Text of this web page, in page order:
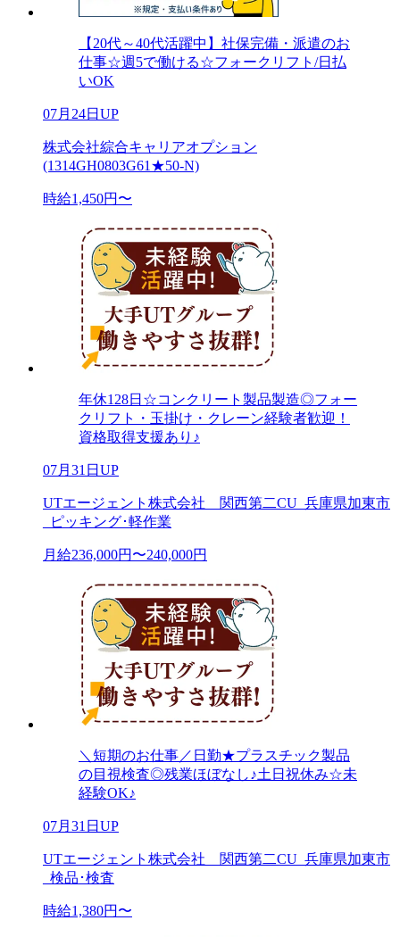
【20代～40代活躍中】社保完備・派遣のお
仕事☆週5で働ける☆フォークリフト/日払
いOK
07月24日UP
株式会社綜合キャリアオプション
(1314GH0803G61★50-N)
時給1,450円〜
年休128日☆コンクリート製品製造◎フォー
クリフト・玉掛け・クレーン経験者歓迎！
資格取得支援あり♪
07月31日UP
UTエージェント株式会社 関西第二CU_兵庫県加東市
_ピッキング･軽作業
月給236,000円〜240,000円
＼短期のお仕事／日勤★プラスチック製品
の目視検査◎残業ほぼなし♪土日祝休み☆未
経験OK♪
07月31日UP
UTエージェント株式会社 関西第二CU_兵庫県加東市
_検品･検査
時給1,380円〜